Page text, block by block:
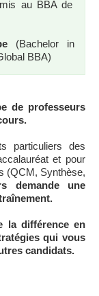
au BBA de
(Bachelor in
BBA)
de professeurs
particuliers des
et pour
(QCM, Synthèse,
demande une
la différence en
qui vous
candidats.